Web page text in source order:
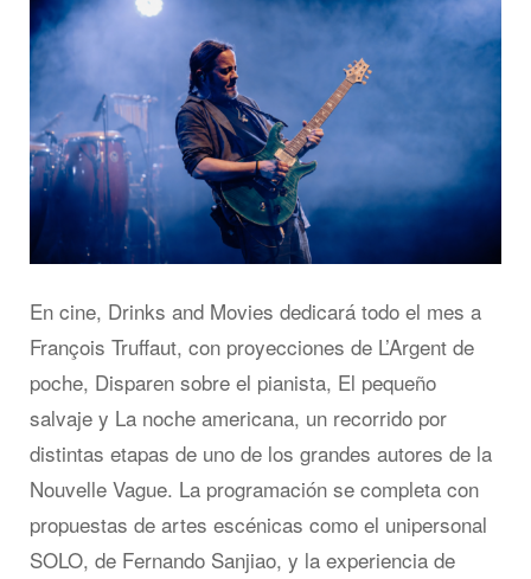
En cine, Drinks and Movies dedicará todo el mes a
François Truffaut, con proyecciones de L’Argent de
poche, Disparen sobre el pianista, El pequeño
salvaje y La noche americana, un recorrido por
distintas etapas de uno de los grandes autores de la
Nouvelle Vague. La programación se completa con
propuestas de artes escénicas como el unipersonal
SOLO, de Fernando Sanjiao, y la experiencia de